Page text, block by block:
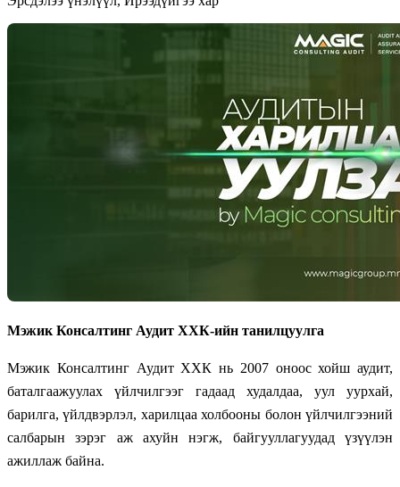
Мэжик Консалтинг Аудит ХХК-ийн танилцуулга
Мэжик Консалтинг Аудит ХХК нь 2007 оноос хойш аудит,
баталгаажуулах үйлчилгээг гадаад худалдаа, уул уурхай,
барилга, үйлдвэрлэл, харилцаа холбооны болон үйлчилгээний
салбарын зэрэг аж ахуйн нэгж, байгууллагуудад үзүүлэн
ажиллаж байна.